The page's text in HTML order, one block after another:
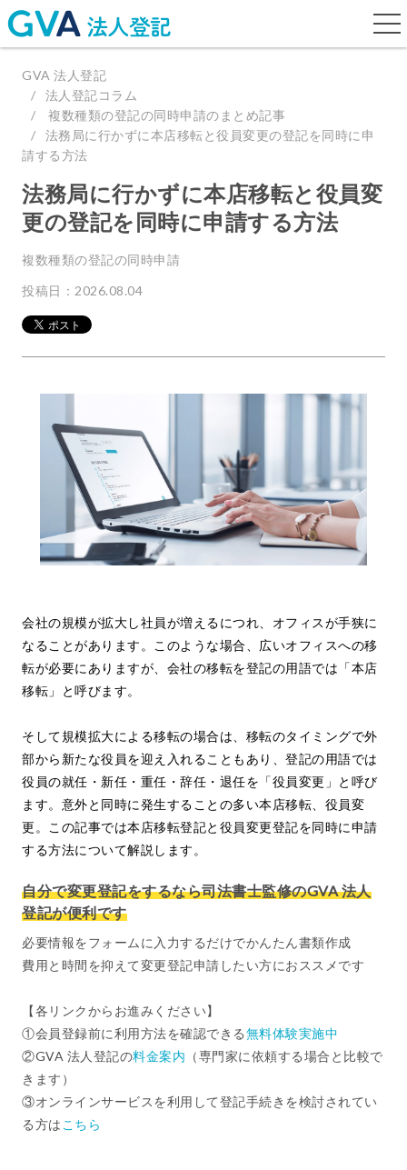
GVA 法人登記
法人登記コラム
複数種類の登記の同時申請のまとめ記事
法務局に行かずに本店移転と役員変更の登記を同時に申
請する方法
法務局に行かずに本店移転と役員変
更の登記を同時に申請する方法
複数種類の登記の同時申請
投稿日：2026.08.04
会社の規模が拡大し社員が増えるにつれ、オフィスが手狭に
なることがあります。このような場合、広いオフィスへの移
転が必要にありますが、会社の移転を登記の用語では「本店
移転」と呼びます。
そして規模拡大による移転の場合は、移転のタイミングで外
部から新たな役員を迎え入れることもあり、登記の用語では
役員の就任・新任・重任・辞任・退任を「役員変更」と呼び
ます。意外と同時に発生することの多い本店移転、役員変
更。この記事では本店移転登記と役員変更登記を同時に申請
する方法について解説します。
自分で変更登記をするなら司法書士監修のGVA 法人
登記が便利です
必要情報をフォームに入力するだけでかんたん書類作成
費用と時間を抑えて変更登記申請したい方におススメです
【各リンクからお進みください】
①会員登録前に利用方法を確認できる無料体験実施中
②GVA 法人登記の料金案内 （専門家に依頼する場合と比較で
きます）
③オンラインサービスを利用して登記手続きを検討されてい
る方は こちら